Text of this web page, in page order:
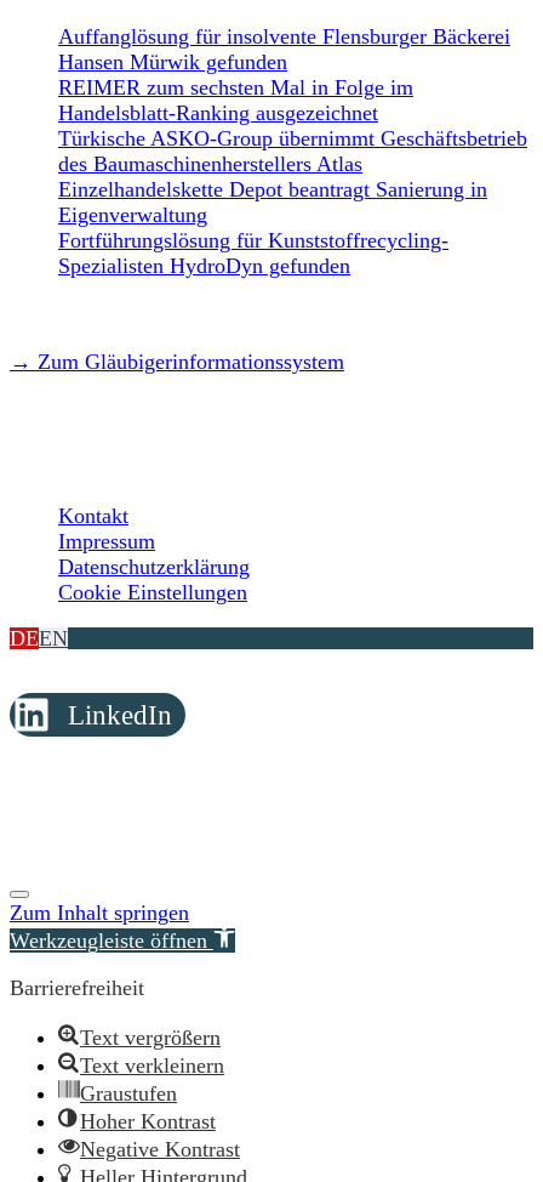
Auffanglösung für insolvente Flensburger Bäckerei
Hansen Mürwik gefunden
REIMER zum sechsten Mal in Folge im
Handelsblatt-Ranking ausgezeichnet
Türkische ASKO-Group übernimmt Geschäftsbetrieb
des Baumaschinenherstellers Atlas
Einzelhandelskette Depot beantragt Sanierung in
Eigenverwaltung
Fortführungslösung für Kunststoffrecycling-
Spezialisten HydroDyn gefunden
→ Zum Gläubigerinformationssystem
Kontakt
Impressum
Datenschutzerklärung
Cookie Einstellungen
DEEN
LinkedIn
Zum Inhalt springen
Werkzeugleiste öffnen
Barrierefreiheit
Text vergrößern
Text verkleinern
Graustufen
Hoher Kontrast
Negative Kontrast